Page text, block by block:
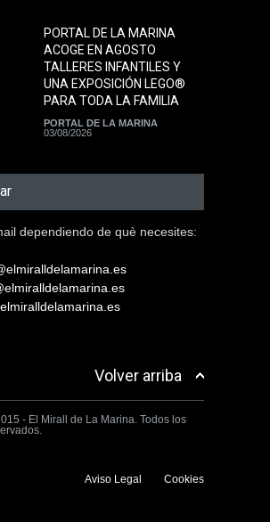
PORTAL DE LA MARINA
ACOGE EN AGOSTO
TALLERES INFANTILES Y
UNA EXPOSICIÓN LEGO®
PARA TODA LA FAMILIA
PORTAL DE LA MARINA
03/08/2026
dependiendo de què necesites:
Volver arriba
- El Mirall de La Marina. Todos los
Aviso Legal Cookies